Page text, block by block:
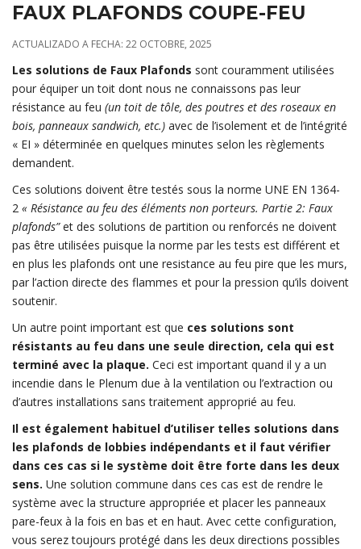
FAUX PLAFONDS COUPE-FEU
ACTUALIZADO A FECHA: 22 OCTOBRE, 2025
Les solutions de Faux Plafonds sont couramment utilisées
pour équiper un toit dont nous ne connaissons pas leur
résistance au feu (un toit de tôle, des poutres et des roseaux en
bois, panneaux sandwich, etc.) avec de l’isolement et de l’intégrité
« EI » déterminée en quelques minutes selon les règlements
demandent.
Ces solutions doivent être testés sous la norme UNE EN 1364-
2 « Résistance au feu des éléments non porteurs. Partie 2: Faux
plafonds”et des solutions de partition ou renforcés ne doivent
pas être utilisées puisque la norme par les tests est différent et
en plus les plafonds ont une resistance au feu pire que les murs,
par l’action directe des flammes et pour la pression qu’ils doivent
soutenir.
Un autre point important est que ces solutions sont
résistants au feu dans une seule direction, cela qui est
terminé avec la plaque. Ceci est important quand il y a un
incendie dans le Plenum due à la ventilation ou l’extraction ou
d’autres installations sans traitement approprié au feu.
Il est également habituel d’utiliser telles solutions dans
les plafonds de lobbies indépendants et il faut vérifier
dans ces cas si le système doit être forte dans les deux
sens. Une solution commune dans ces cas est de rendre le
système avec la structure appropriée et placer les panneaux
pare-feux à la fois en bas et en haut. Avec cette configuration,
vous serez toujours protégé dans les deux directions possibles